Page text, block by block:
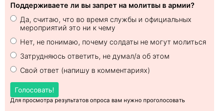
Поддерживаете ли вы запрет на молитвы в армии?
Да, считаю, что во время службы и официальных
мероприятий это ни к чему
Нет, не понимаю, почему солдаты не могут молиться
Затрудняюсь ответить, не думал/а об этом
Свой ответ (напишу в комментариях)
Голосовать!
Для просмотра результатов опроса вам нужно проголосовать